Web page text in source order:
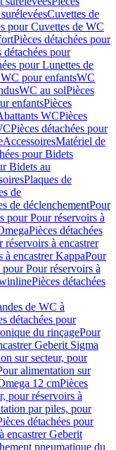
Cuvettes de
pour Cuvettes de WC
Pièces détachées pour
détachées pour
pour Lunettes de
pour enfantsWC
WC au solPièces
enfantsPièces
WCPièces
Pièces détachées pour
AccessoiresMatériel de
pour Bidets
Bidets au
Plaques de
de
de déclenchementPour
pour Pour réservoirs à
Pièces détachées
réservoirs à encastrer
à encastrer KappaPour
pour Pour réservoirs à
Pièces détachées
de WC à
détachées pour
du rinçagePour
Geberit Sigma
sur secteur, pour
alimentation sur
12 cmPièces
pour réservoirs à
par piles, pour
détachées pour
encastrer Geberit
pneumatique du